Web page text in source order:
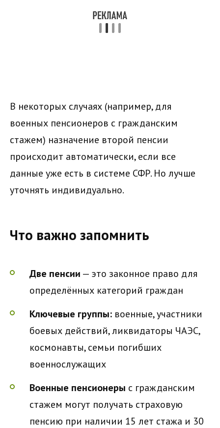
В некоторых случаях (например, для
военных пенсионеров с гражданским
стажем) назначение второй пенсии
происходит автоматически, если все
данные уже есть в системе СФР. Но лучше
уточнять индивидуально.
Что важно запомнить
Две пенсии — это законное право для
определённых категорий граждан
Ключевые группы: военные, участники
боевых действий, ликвидаторы ЧАЭС,
космонавты, семьи погибших
военнослужащих
Военные пенсионеры с гражданским
стажем могут получать страховую
пенсию при наличии 15 лет стажа и 30